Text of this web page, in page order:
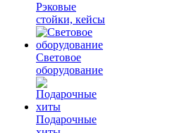
Рэковые
стойки, кейсы
Световое
оборудование
Подарочные